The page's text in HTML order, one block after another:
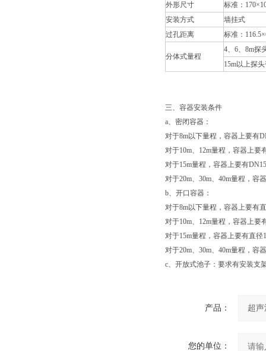
外形尺寸
标准：
安装方式
墙挂式
过孔距离
标准：
分体式量程
4、6、8m探
15m以上探
三、容器安装条件
a、密闭容器：
对于8m以下量程，容器上要有
对于10m、12m量程，容器上要
对于15m量程，容器上要有
对于20m、30m、40m量程，容
b、开口容器：
对于8m以下量程，容器上要有
对于10m、12m量程，容器上要
对于15m量程，容器上要有直径
对于20m、30m、40m量程，容
c、开放式池子：要求有安装支
产品：
您的单位：